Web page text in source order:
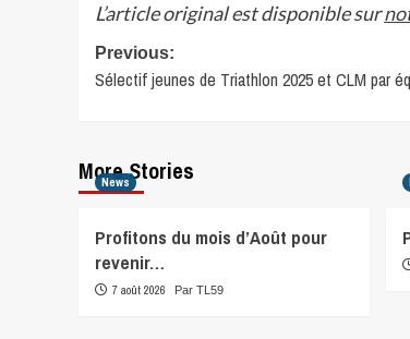
L’article original est disponible sur
Post
navigation
Previous:
Sélectif jeunes de Triathlon 2025 et CLM par
More Stories
News
Profitons du mois d’Août pour
revenir…
7 août 2026 Par TL59